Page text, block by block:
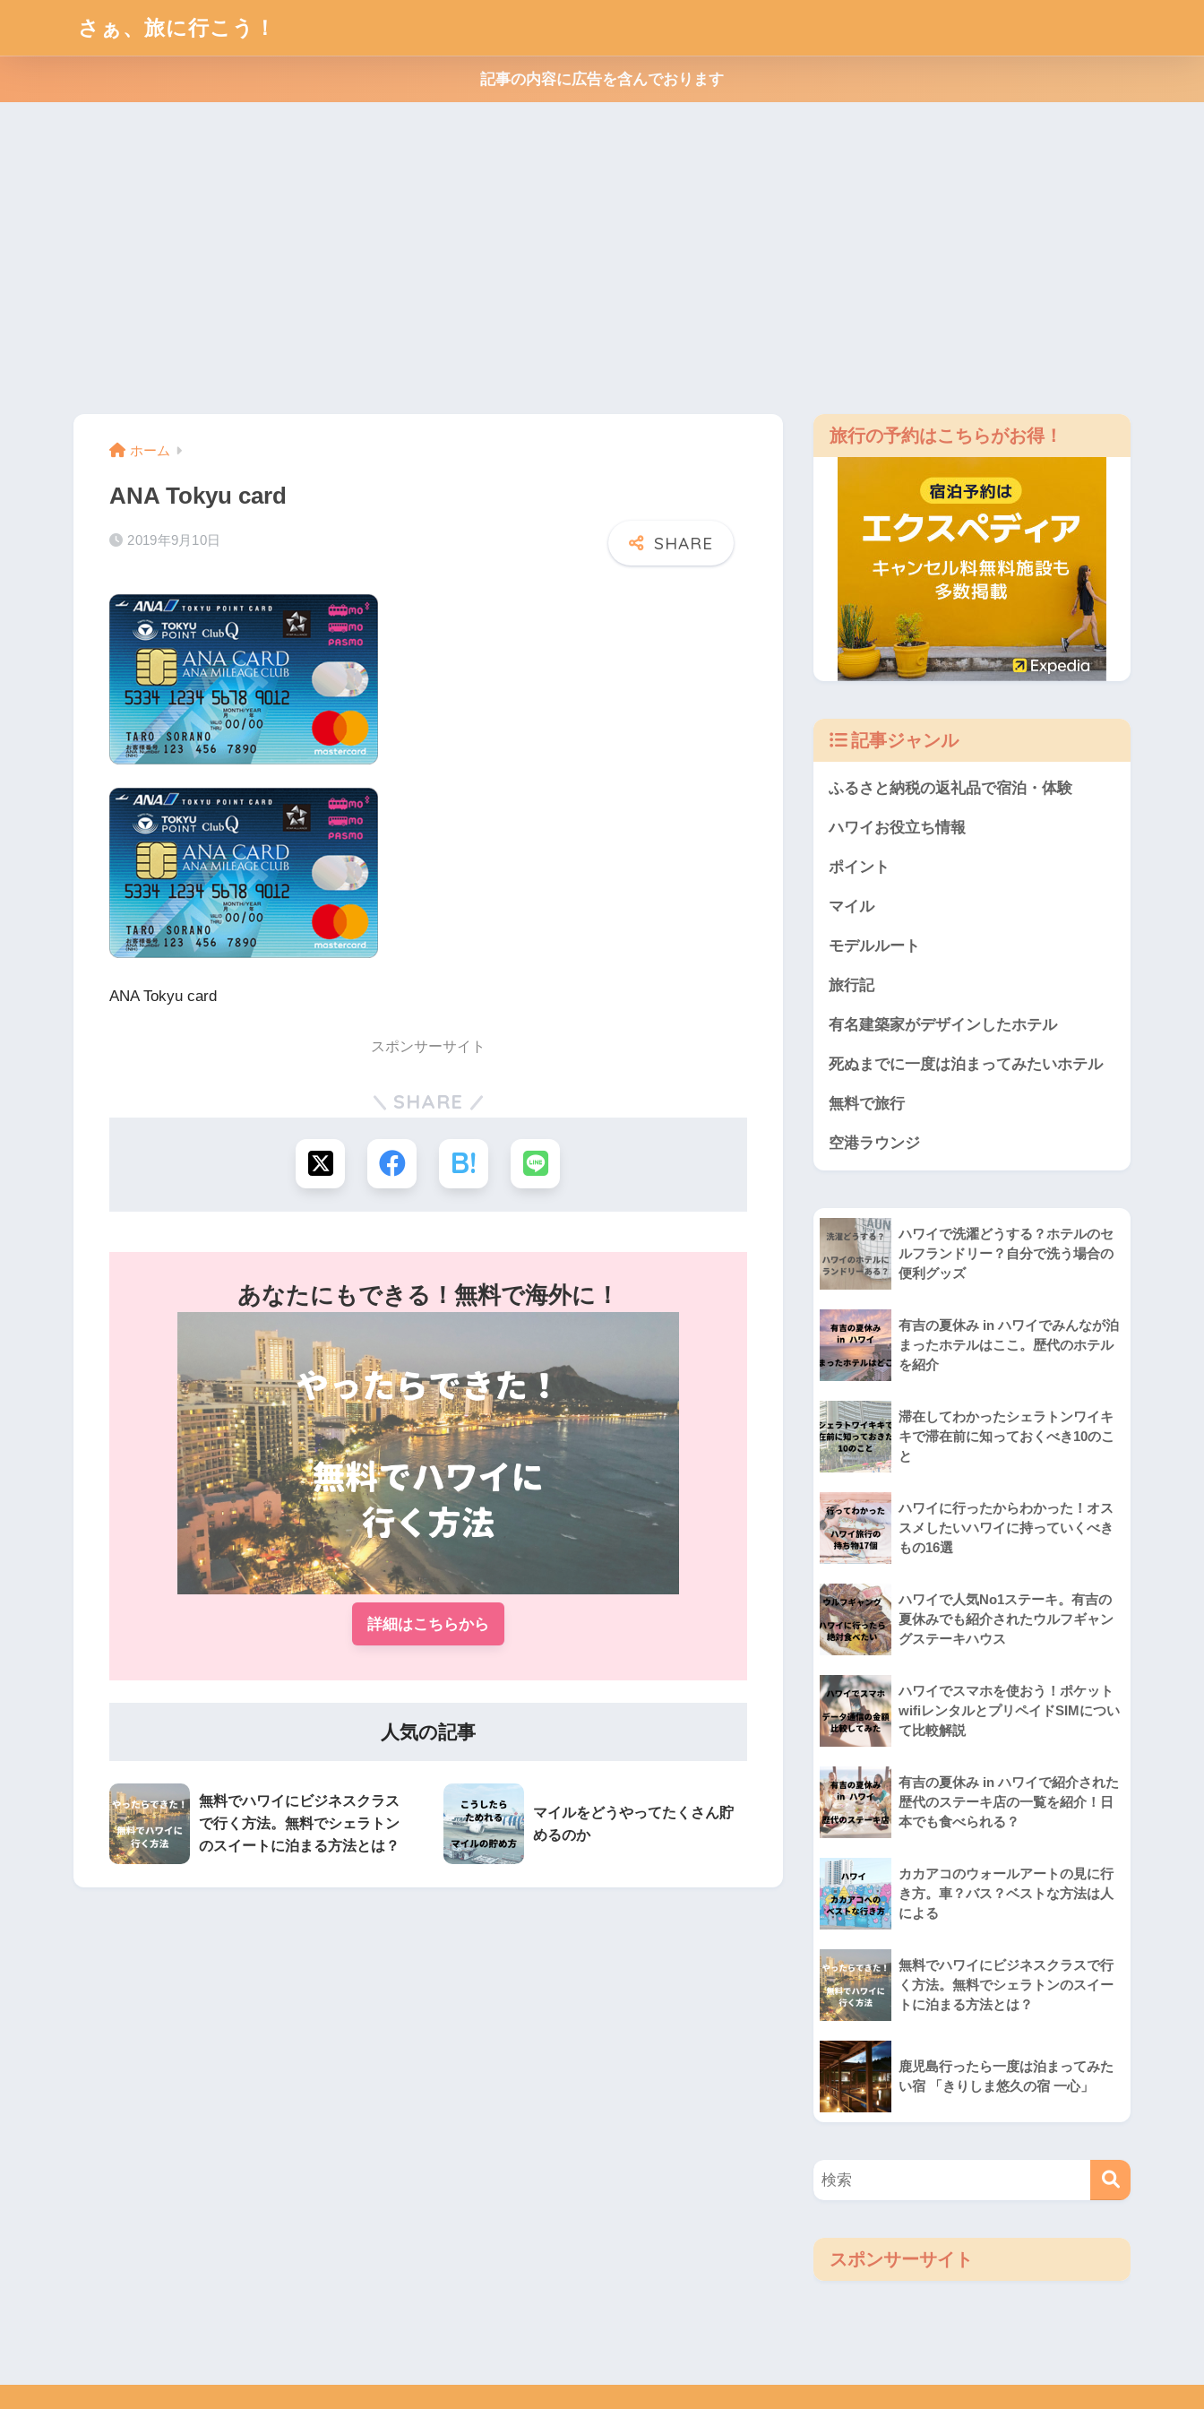
さぁ、旅に行こう！
記事の内容に広告を含んでおります
ホーム
ANA Tokyu card
2019年9月10日
ANA Tokyu card
スポンサーサイト
SHARE
あなたにもできる！無料で海外に！
詳細はこちらから
人気の記事
無料でハワイにビジネスクラス
で行く方法。無料でシェラトン
のスイートに泊まる方法とは？
マイルをどうやってたくさん貯
めるのか
旅行の予約はこちらがお得！
記事ジャンル
ふるさと納税の返礼品で宿泊・体験
ハワイお役立ち情報
ポイント
マイル
モデルルート
旅行記
有名建築家がデザインしたホテル
死ぬまでに一度は泊まってみたいホテル
無料で旅行
空港ラウンジ
ハワイで洗濯どうする？ホテルのセ
ルフランドリー？自分で洗う場合の
便利グッズ
有吉の夏休み in ハワイでみんなが泊
まったホテルはここ。歴代のホテル
を紹介
滞在してわかったシェラトンワイキ
キで滞在前に知っておくべき10のこ
と
ハワイに行ったからわかった！オス
スメしたいハワイに持っていくべき
もの16選
ハワイで人気No1ステーキ。有吉の
夏休みでも紹介されたウルフギャン
グステーキハウス
ハワイでスマホを使おう！ポケット
wifiレンタルとプリペイドSIMについ
て比較解説
有吉の夏休み in ハワイで紹介された
歴代のステーキ店の一覧を紹介！日
本でも食べられる？
カカアコのウォールアートの見に行
き方。車？バス？ベストな方法は人
による
無料でハワイにビジネスクラスで行
く方法。無料でシェラトンのスイー
トに泊まる方法とは？
鹿児島行ったら一度は泊まってみた
い宿 「きりしま悠久の宿 一心」
スポンサーサイト